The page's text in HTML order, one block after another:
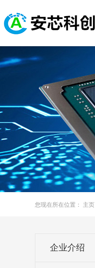
您现在所在位置： 主页
企业介绍